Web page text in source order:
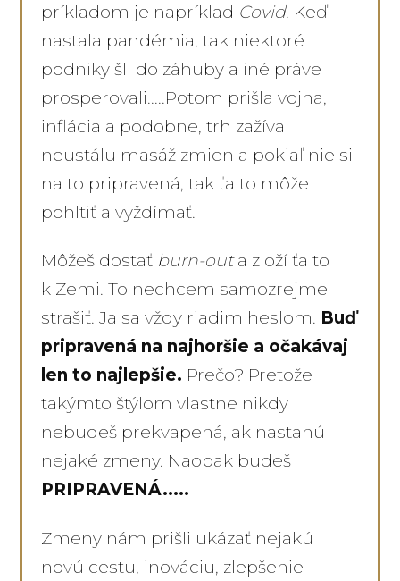
príkladom je napríklad Covid. Keď
nastala pandémia, tak niektoré
podniky šli do záhuby a iné práve
prosperovali.....Potom prišla vojna,
inflácia a podobne, trh zažíva
neustálu masáž zmien a pokiaľ nie si
na to pripravená, tak ťa to môže
pohltiť a vyždímať.
Môžeš dostať burn-outa zloží ťa to
k Zemi. To nechcem samozrejme
strašiť. Ja sa vždy riadim heslom. Buď
pripravená na najhoršie a očakávaj
len to najlepšie. Prečo? Pretože
takýmto štýlom vlastne nikdy
nebudeš prekvapená, ak nastanú
nejaké zmeny. Naopak budeš
PRIPRAVENÁ.....
Zmeny nám prišli ukázať nejakú
novú cestu, inováciu, zlepšenie